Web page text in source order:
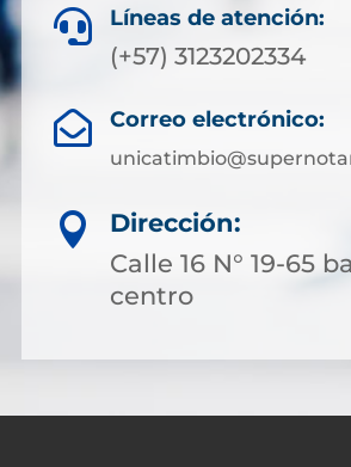
 Líneas de atención:
(+57) 3123202334
 Correo electrónico:

Dirección:
Calle 16 N° 19-65
centro